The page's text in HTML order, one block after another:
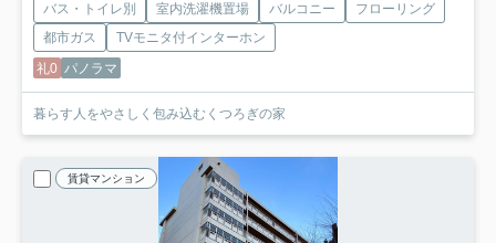
バス・トイレ別 室内洗濯機置場 バルコニー
フローリング
都市ガス
TVモニタ付インターホン
礼0 パノラマ
暮らす人をやさしく包み込むくつろぎの家
賃貸マンション